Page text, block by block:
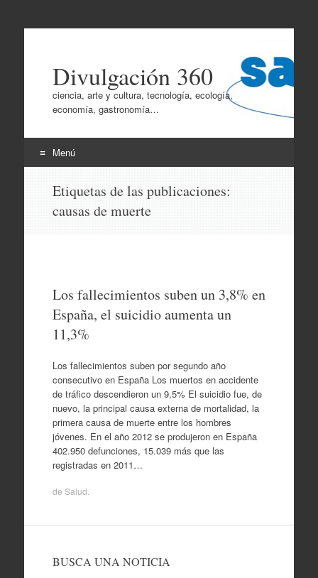
Divulgación 360
ciencia, arte y cultura, tecnología, ecología,
economía, gastronomía…
Menú
contenido
Etiquetas de las publicaciones:
causas de muerte
Los fallecimientos suben un 3,8% en
España, el suicidio aumenta un
11,3%
Los fallecimientos suben por segundo año
consecutivo en España Los muertos en accidente
de tráfico descendieron un 9,5% El suicidio fue, de
nuevo, la principal causa externa de mortalidad, la
primera causa de muerte entre los hombres
jóvenes. En el año 2012 se produjeron en España
402.950 defunciones, 15.039 más que las
registradas en 2011…
de Salud
BUSCA UNA NOTICIA